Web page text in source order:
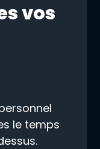
vos
le temps